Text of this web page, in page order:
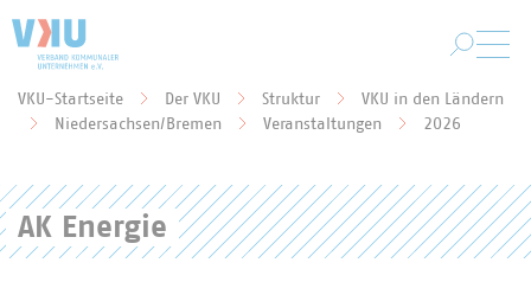
Sie befinden sich hier:
VKU-Startseite Der VKU Struktur
VKU in den Ländern
Niedersachsen/Bremen
Veranstaltungen 2026
AK Energie